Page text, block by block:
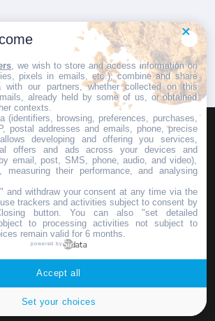
INVIA UN COMUNICATO STAMPA
DIRETTORE
ASD Fondo Italia - Partita Iva: IT 03855110049
, we wish to store and access information on
pixels in emails, etc.), combine and share
with our partners, whether collected on this
already held by some of us, or obtained
contexts.
(identifiers, browsing, preferences, purchases,
postal addresses and emails, phone, precise
developing and offering you services,
offers and ads across your devices and
email, post, SMS, phone, audio, and video),
measuring their performance, and analysing
and withdraw your consent at any time via the
trackers and activities subject to consent by
button. You can also "set detailed
to processing activities not subject to
remain valid for 6 months.
powered by
Set your choices
Accept all